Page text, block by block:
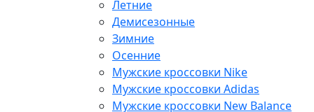
Летние
Демисезонные
Зимние
Осенние
Мужские кроссовки Nike
Мужские кроссовки Adidas
Мужские кроссовки New Balance